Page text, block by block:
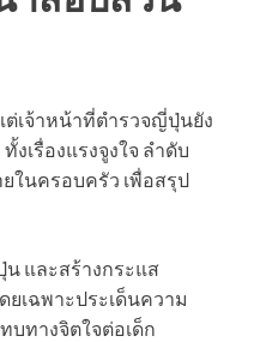
เจ้าหน้าที่ตำรวจญี่ปุ่นยัง
งเรื่องแรงจูงใจ ลำดับ
ในครอบครัว เพื่อสรุป
และสร้างกระแส
ยเฉพาะประเด็นความ
บทางจิตใจต่อเด็ก